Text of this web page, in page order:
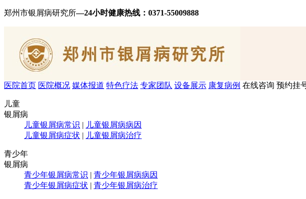
郑州市银屑病研究所—24小时健康热线： 0371-55009888
医院首页 医院概况 媒体报道 特色疗法 专家团队 设备展示 康复病例 在线咨询 预约挂
儿童
银屑病
儿童银屑病常识 | 儿童银屑病病因
儿童银屑病症状 | 儿童银屑病治疗
青少年
银屑病
青少年银屑病常识 | 青少年银屑病病因
青少年银屑病症状 | 青少年银屑病治疗